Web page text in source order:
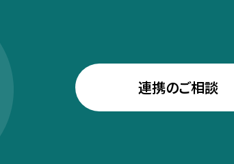
連携のご相談